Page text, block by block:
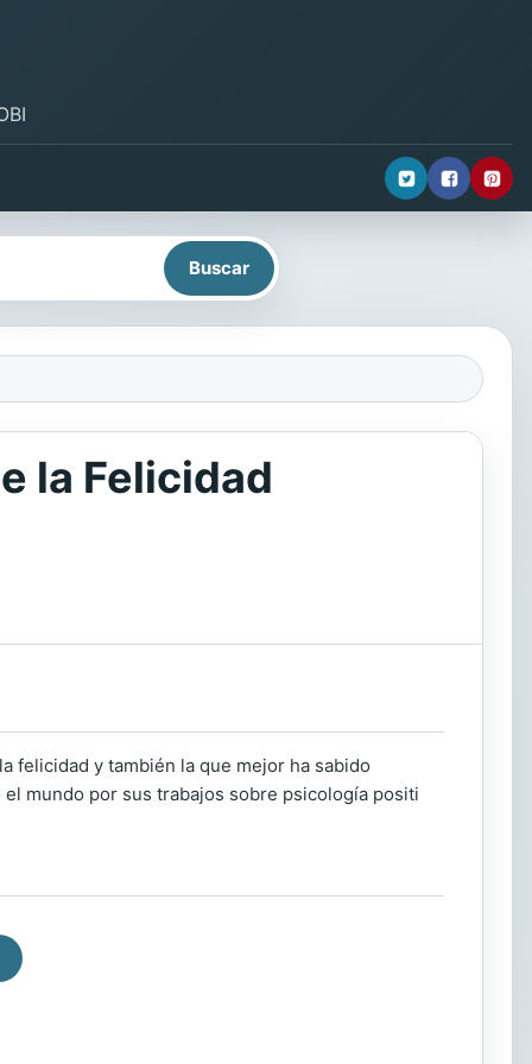
la Felicidad
felicidad y también la que mejor ha sabido
mundo por sus trabajos sobre psicología positi